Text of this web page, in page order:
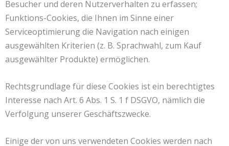
Besucher und deren Nutzerverhalten zu erfassen;
Funktions-Cookies, die Ihnen im Sinne einer
Serviceoptimierung die Navigation nach einigen
ausgewählten Kriterien (z. B. Sprachwahl, zum Kauf
ausgewählter Produkte) ermöglichen.
Rechtsgrundlage für diese Cookies ist ein berechtigtes
Interesse nach Art. 6 Abs. 1 S. 1 f DSGVO, nämlich die
Verfolgung unserer Geschäftszwecke.
Einige der von uns verwendeten Cookies werden nach